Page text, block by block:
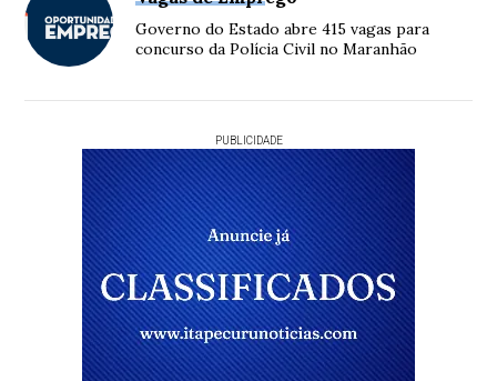
Governo do Estado abre 415 vagas para
concurso da Polícia Civil no Maranhão
PUBLICIDADE